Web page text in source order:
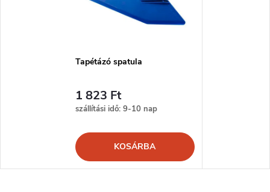
Tapétázó spatula
1 823 Ft
szállítási idő: 9-10 nap
KOSÁRBA